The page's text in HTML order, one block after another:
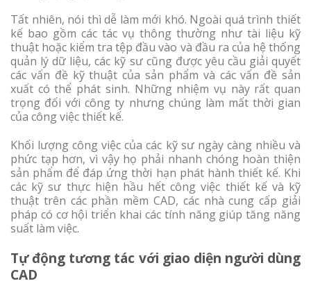
Tất nhiên, nói thì dễ làm mới khó. Ngoài quá trình thiết
kế bao gồm các tác vụ thông thường như tài liệu kỹ
thuật hoặc kiểm tra tệp đầu vào và đầu ra của hệ thống
quản lý dữ liệu, các kỹ sư cũng được yêu cầu giải quyết
các vấn đề kỹ thuật của sản phẩm và các vấn đề sản
xuất có thể phát sinh. Những nhiệm vụ này rất quan
trọng đối với công ty nhưng chúng làm mất thời gian
của công việc thiết kế.
Khối lượng công việc của các kỹ sư ngày càng nhiều và
phức tạp hơn, vì vậy họ phải nhanh chóng hoàn thiện
sản phẩm để đáp ứng thời hạn phát hành thiết kế. Khi
các kỹ sư thực hiện hầu hết công việc thiết kế và kỹ
thuật trên các phần mềm CAD, các nhà cung cấp giải
pháp có cơ hội triển khai các tính năng giúp tăng năng
suất làm việc.
Tự động tương tác với giao diện người dùng
CAD